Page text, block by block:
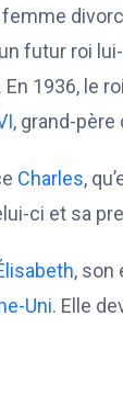
femme
futur roi
En 1936, le roi
, grand-père
Charles,
ci et sa
, son
Uni. Elle